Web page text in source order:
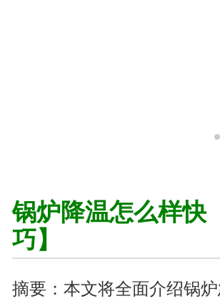
锅炉降温怎么样快
巧】
摘要：本文将全面介绍锅